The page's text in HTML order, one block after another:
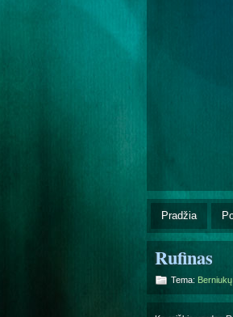
Pradžia
Rufinas
Tema: